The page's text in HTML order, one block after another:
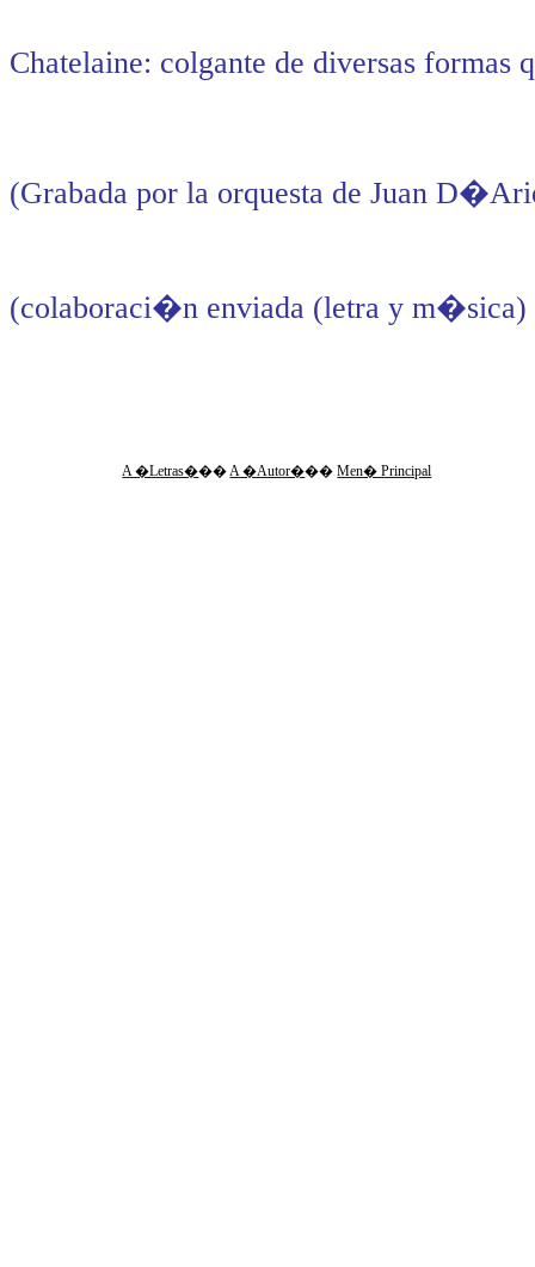
Chatelaine: colgante de diversas formas
(Grabada por la orquesta de Juan
(colaboraci�n enviada (letra y
A �Letras���A �Autor���Men� Principal